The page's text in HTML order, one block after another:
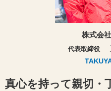
株式会
代表取締役
真心を持って親切・